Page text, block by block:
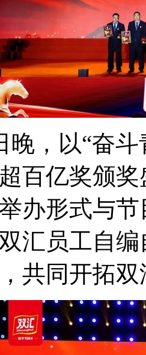
，以“奋斗
百亿奖颁
办形式与
汇员工自
共同开拓